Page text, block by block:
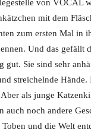
von VOCAL
mit dem
zum ersten Mal in
Und das gefällt
gut. Sie sind sehr
streichelnde Hände.
als junge
auch noch andere
und die Welt